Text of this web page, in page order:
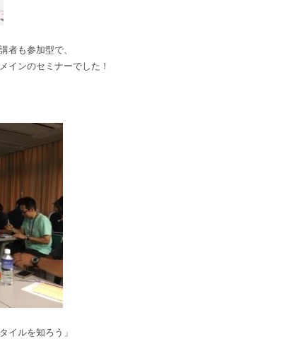
者も参加型で、
インのセミナーでした！
イルを知ろう」